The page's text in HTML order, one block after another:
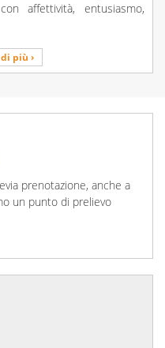
affettività, entusiasmo,
più ›
prenotazione, anche a
un punto di prelievo